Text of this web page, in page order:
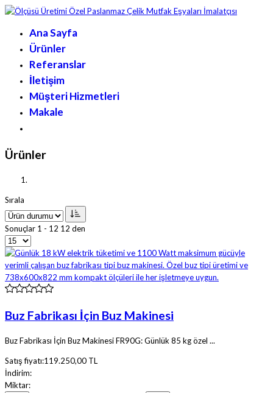
Ana Sayfa
Ürünler
Referanslar
İletişim
Müşteri Hizmetleri
Makale
Ürünler
Sırala
Sonuçlar 1 - 12 12 den
Buz Fabrikası İçin Buz Makinesi
Buz Fabrikası İçin Buz Makinesi FR90G: Günlük 85 kg özel ...
Satış fiyatı:119.250,00 TL
İndirim:
Miktar: